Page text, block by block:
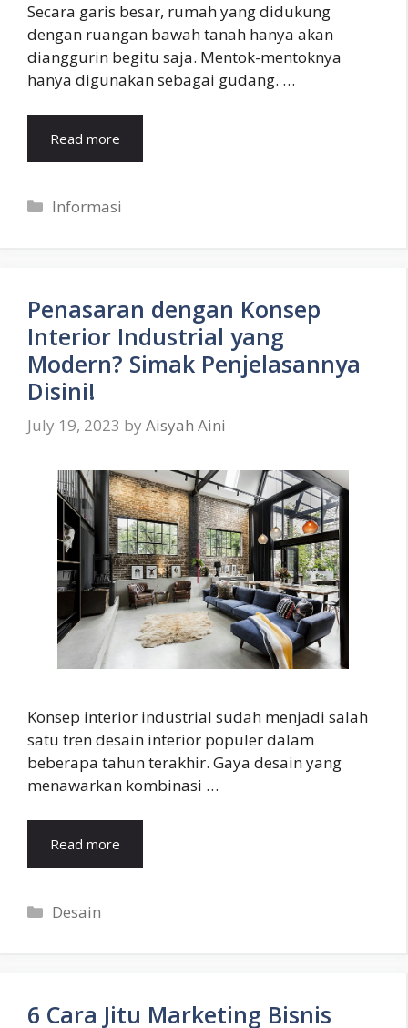
Secara garis besar, rumah yang didukung
dengan ruangan bawah tanah hanya akan
dianggurin begitu saja. Mentok-mentoknya
hanya digunakan sebagai gudang. …
Read more
Categories
Informasi
Penasaran dengan Konsep
Interior Industrial yang
Modern? Simak Penjelasannya
Disini!
July 19, 2023 by Aisyah Aini
Konsep interior industrial sudah menjadi salah
satu tren desain interior populer dalam
beberapa tahun terakhir. Gaya desain yang
menawarkan kombinasi …
Read more
Categories
Desain
6 Cara Jitu Marketing Bisnis